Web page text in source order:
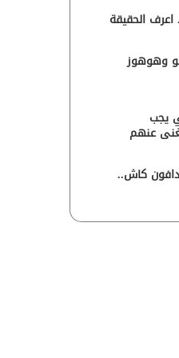
الحقيقة
وهوهوز
يجب
كاش..